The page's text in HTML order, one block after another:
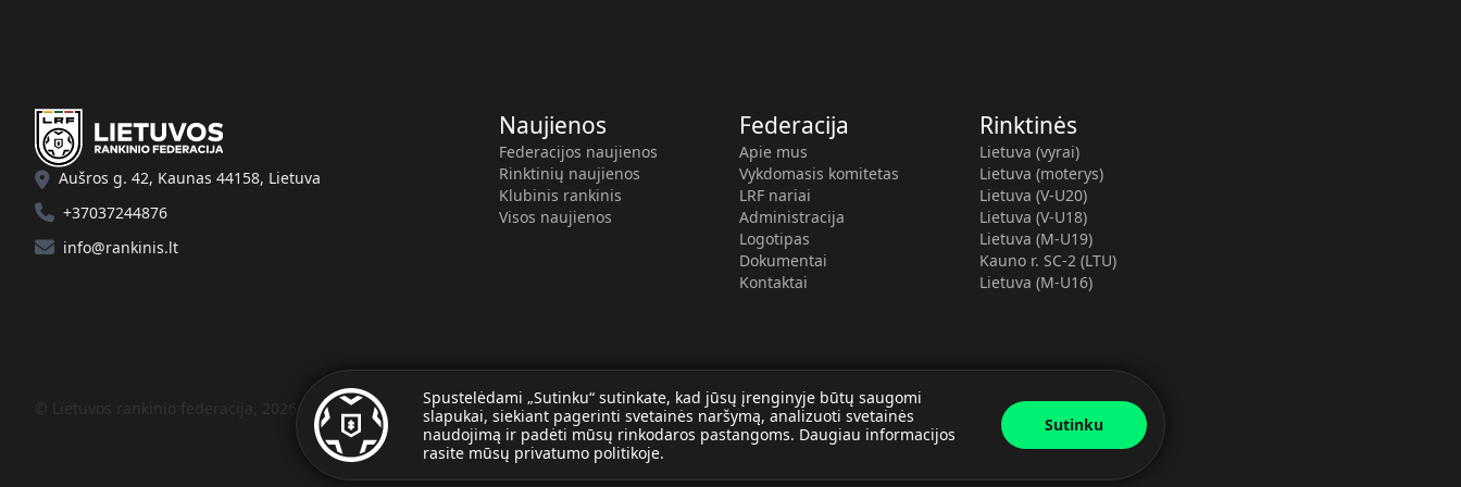
Spustelėdami „Sutinku“ sutinkate, kad jūsų įrenginyje būtų saugomi
slapukai, siekiant pagerinti svetainės naršymą, analizuoti svetainės
naudojimą ir padėti mūsų rinkodaros pastangoms. Daugiau informacijos
rasite mūsų privatumo politikoje.
Sutinku
Aušros g. 42, Kaunas 44158, Lietuva
+37037244876
info@rankinis.lt
Naujienos
Federacijos naujienos
Rinktinių naujienos
Klubinis rankinis
Visos naujienos
Federacija
Apie mus
Vykdomasis komitetas
LRF nariai
Administracija
Logotipas
Dokumentai
Kontaktai
Rinktinės
Lietuva (vyrai)
Lietuva (moterys)
Lietuva (V-U20)
Lietuva (V-U18)
Lietuva (M-U19)
Kauno r. SC-2 (LTU)
Lietuva (M-U16)
© Lietuvos rankinio federacija, 2026.